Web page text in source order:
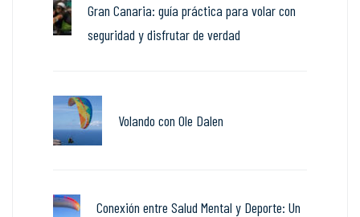
Gran Canaria: guía práctica para volar con
seguridad y disfrutar de verdad
Volando con Ole Dalen
Conexión entre Salud Mental y Deporte: Un